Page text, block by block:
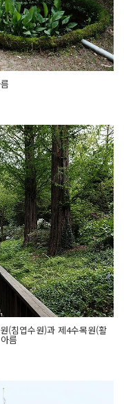
(침엽수원)과 제4수목원(활
름